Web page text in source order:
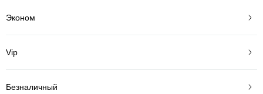
Эконом
Vip
Безналичный